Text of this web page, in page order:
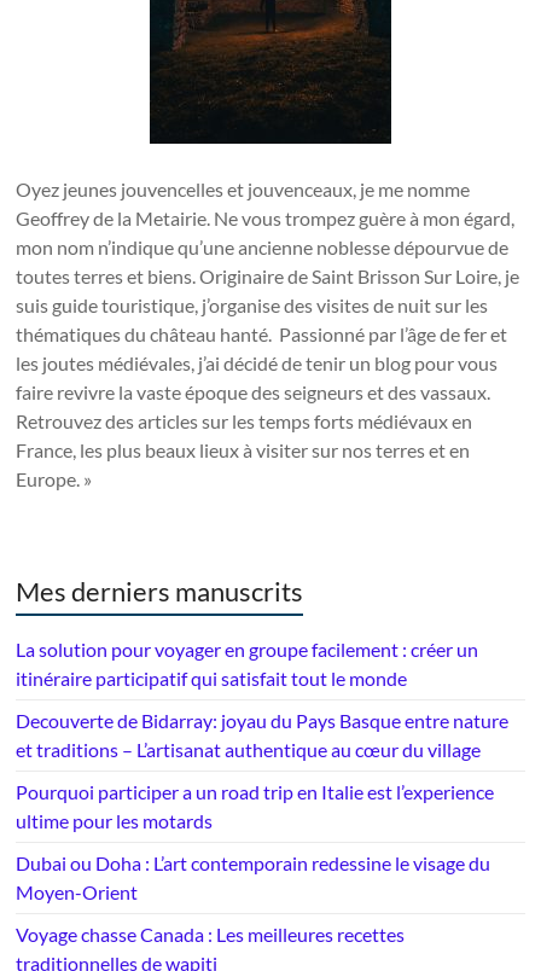
Oyez jeunes jouvencelles et jouvenceaux, je me nomme
Geoffrey de la Metairie. Ne vous trompez guère à mon égard,
mon nom n’indique qu’une ancienne noblesse dépourvue de
toutes terres et biens. Originaire de Saint Brisson Sur Loire, je
suis guide touristique, j’organise des visites de nuit sur les
thématiques du château hanté. Passionné par l’âge de fer et
les joutes médiévales, j’ai décidé de tenir un blog pour vous
faire revivre la vaste époque des seigneurs et des vassaux.
Retrouvez des articles sur les temps forts médiévaux en
France, les plus beaux lieux à visiter sur nos terres et en
Europe. »
Mes derniers manuscrits
La solution pour voyager en groupe facilement : créer un
itinéraire participatif qui satisfait tout le monde
Decouverte de Bidarray: joyau du Pays Basque entre nature
et traditions – L’artisanat authentique au cœur du village
Pourquoi participer a un road trip en Italie est l’experience
ultime pour les motards
Dubai ou Doha : L’art contemporain redessine le visage du
Moyen-Orient
Voyage chasse Canada : Les meilleures recettes
traditionnelles de wapiti